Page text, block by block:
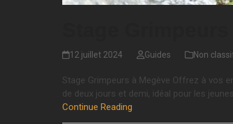
12 juillet 2024 Guides Non
Stage Grimpeurs à Megève Offrez à vos
de deux jours et demi, idéal pour les
Continue Reading